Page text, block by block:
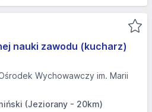
nauki zawodu (kucharz)
Wychowawczy im. Marii
(Jeziorany - 20km)